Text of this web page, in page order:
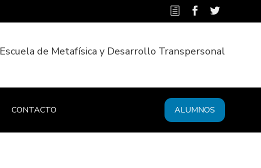
Escuela de Metafísica y Desarrollo Transpersonal
CONTACTO ALUMNOS